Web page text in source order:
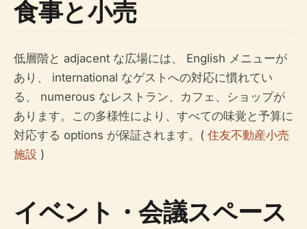
食事と小売
低層階と adjacent な広場には、 English メニューが
あり、 international なゲストへの対応に慣れてい
る、 numerous なレストラン、カフェ、ショップが
あります。この多様性により、すべての味覚と予算に
対応する options が保証されます。( 住友不動産小売
施設 )
イベント・会議スペース